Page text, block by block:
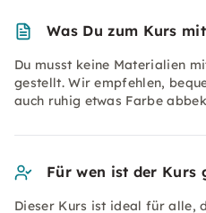
Was Du zum Kurs
Du musst keine Materialien
gestellt. Wir empfehlen,
auch ruhig etwas Farbe
Für wen ist der Kurs
Dieser Kurs ist ideal für alle,